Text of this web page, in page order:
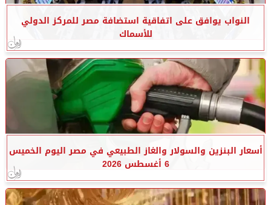
النواب يوافق على اتفاقية استضافة مصر للمركز الدولي
للأسماك
أسعار البنزين والسولار والغاز الطبيعي في مصر اليوم الخميس
6 أغسطس 2026